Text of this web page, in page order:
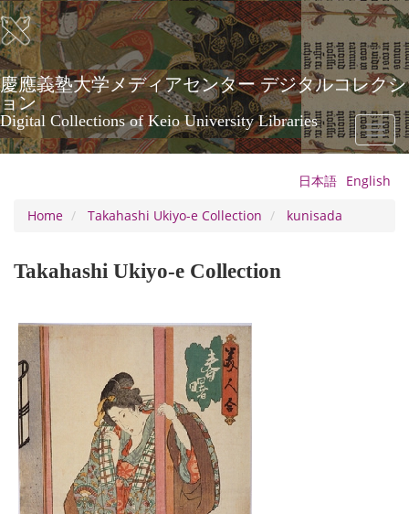
Skip
to
main
content
慶應義塾大学メディアセンター デジタルコレクシ
ョン
Digital Collections of Keio University Libraries
Toggle
日本語 English
Home
Takahashi Ukiyo-e Collection kunisada
Takahashi Ukiyo-e Collection